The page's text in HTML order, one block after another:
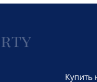
Купить